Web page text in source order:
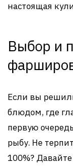
настоящая
Выбор и
Если вы
блюдом, где
первую
рыбу. Не
100%?